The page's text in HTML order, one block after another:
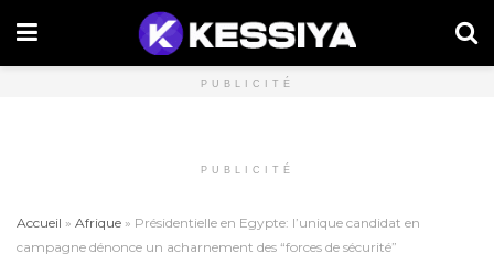
PUBLICITÉ
PUBLICITÉ
Accueil » Afrique » Présidentielle en Egypte: l’unique candidat en
campagne dénonce un acharnement des “forces de sécurité”